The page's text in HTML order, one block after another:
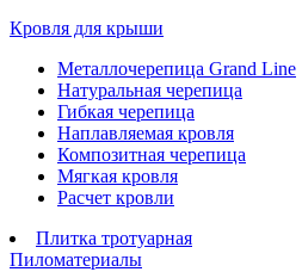
Кровля для крыши
Металлочерепица Grand Line
Натуральная черепица
Гибкая черепица
Наплавляемая кровля
Композитная черепица
Мягкая кровля
Расчет кровли
Плитка тротуарная
Пиломатериалы